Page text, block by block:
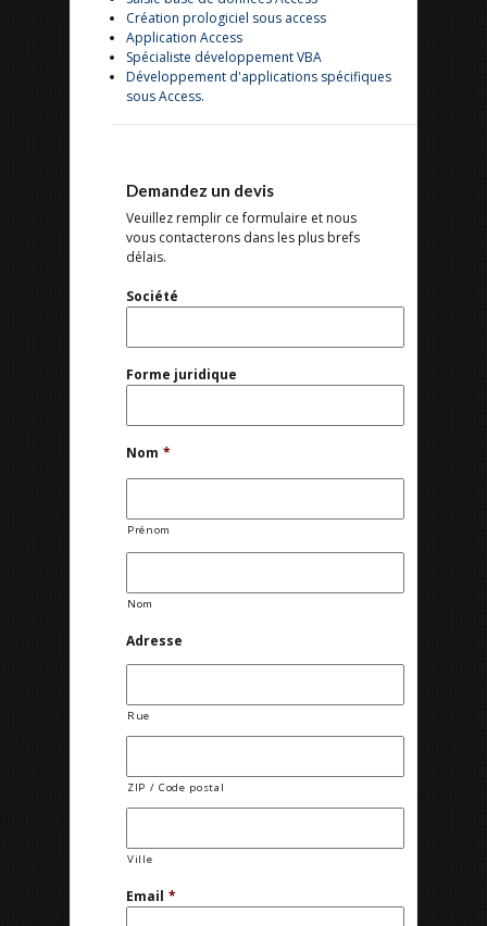
Création prologiciel sous access
Application Access
Spécialiste développement VBA
Développement d'applications spécifiques
sous Access.
Demandez un devis
Veuillez remplir ce formulaire et nous
vous contacterons dans les plus brefs
délais.
Société
Forme juridique
Nom *
Prénom
Nom
Adresse
Rue
ZIP / Code postal
Ville
Email *